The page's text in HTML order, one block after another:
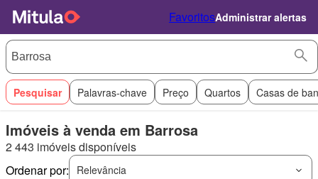
FavoritosAdministrar alertas
Pesquisar Palavras-chave Preço Quartos Casas de
Imóveis à venda em Barrosa
2 443 imóveis disponíveis
Ordenar por:
Relevância